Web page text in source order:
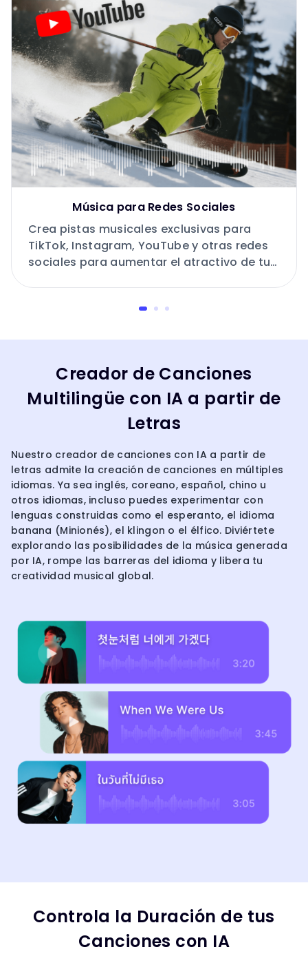
Música para Redes Sociales
Crea pistas musicales exclusivas para
TikTok, Instagram, YouTube y otras redes
sociales para aumentar el atractivo de tu
Creador de Canciones
Multilingüe con IA a partir de
Letras
Nuestro creador de canciones con IA a partir de
letras admite la creación de canciones en múltiples
idiomas. Ya sea inglés, coreano, español, chino u
otros idiomas, incluso puedes experimentar con
lenguas construidas como el esperanto, el idioma
banana (Minionés), el klingon o el élfico. Diviértete
explorando las posibilidades de la música generada
por IA, rompe las barreras del idioma y libera tu
creatividad musical global.
Controla la Duración de tus
Canciones con IA